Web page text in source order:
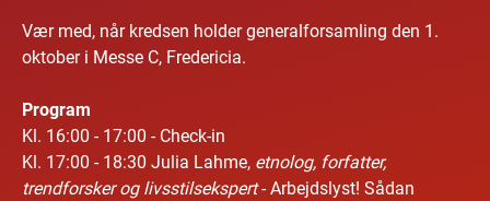
Vær med, når kredsen holder generalforsamling den 1.
oktober i Messe C, Fredericia.
Program
Kl. 16:00 - 17:00 - Check-in
Kl. 17:00 - 18:30 Julia Lahme, etnolog, forfatter,
trendforsker og livsstilsekspert- Arbejdslyst! Sådan